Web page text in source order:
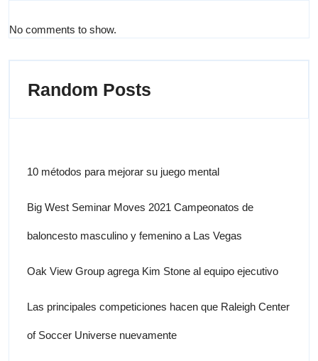
No comments to show.
Random Posts
10 métodos para mejorar su juego mental
Big West Seminar Moves 2021 Campeonatos de
baloncesto masculino y femenino a Las Vegas
Oak View Group agrega Kim Stone al equipo ejecutivo
Las principales competiciones hacen que Raleigh Center
of Soccer Universe nuevamente